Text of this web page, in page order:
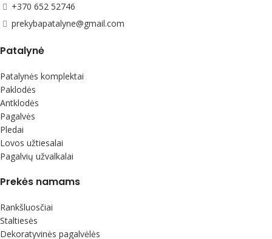
+370 652 52746
prekybapatalyne@gmail.com
Patalynė
Patalynės komplektai
Paklodės
Antklodės
Pagalvės
Pledai
Lovos užtiesalai
Pagalvių užvalkalai
Prekės namams
Rankšluosčiai
Staltiesės
Dekoratyvinės pagalvėlės